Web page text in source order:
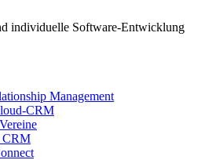
individuelle Software-Entwicklung
Management
CRM
CRM